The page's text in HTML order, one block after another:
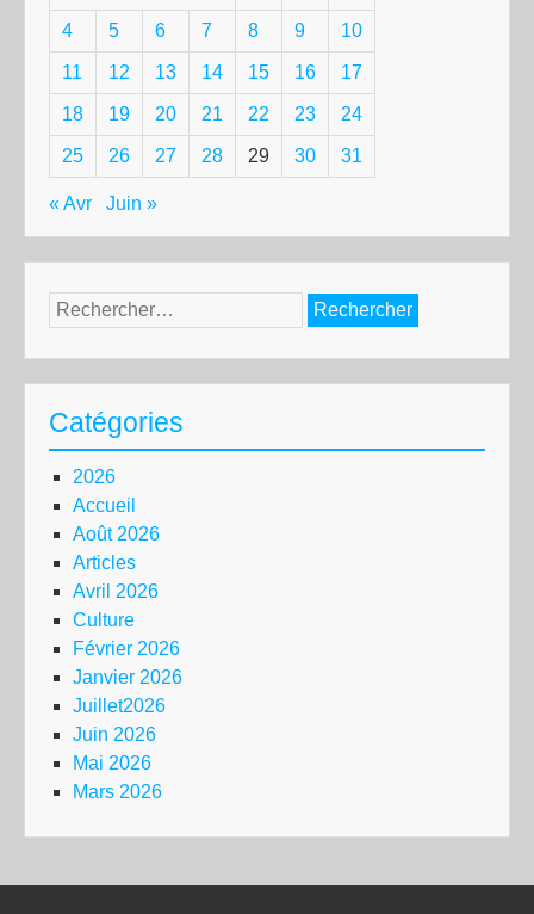
4 5 6 7 8 9 10
11 12 13 14 15 16 17
18 19 20 21 22 23 24
25 26 27 28 29 30 31
« Avr Juin »
Rechercher :
Catégories
2026
Accueil
Août 2026
Articles
Avril 2026
Culture
Février 2026
Janvier 2026
Juillet2026
Juin 2026
Mai 2026
Mars 2026